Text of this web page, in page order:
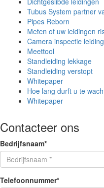
Tubus System partner
Pipes Reborn
Meten of uw leidingen
Camera inspectie
Meettool
Standleiding lekkage
Standleiding verstopt
Whitepaper
Hoe lang durft u te
Whitepaper
Contacteer ons
Bedrijfsnaam*
Telefoonnummer*